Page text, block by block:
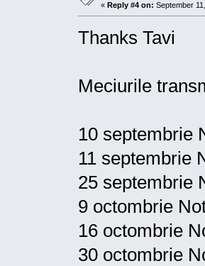
« Reply #4 on: September
Thanks Tavi
Meciurile
10 septembrie
11 septembrie
25 septembrie
9 octombrie
16 octombrie
30 octombrie